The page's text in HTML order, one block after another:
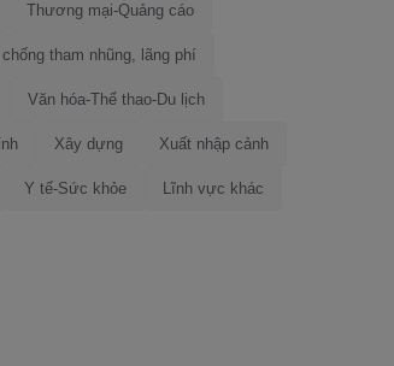
Thương mại-Quảng cáo
tham nhũng, lãng phí
Văn hóa-Thể thao-Du lịch
Xây dựng Xuất nhập cảnh
Y tế-Sức khỏe Lĩnh vực khác